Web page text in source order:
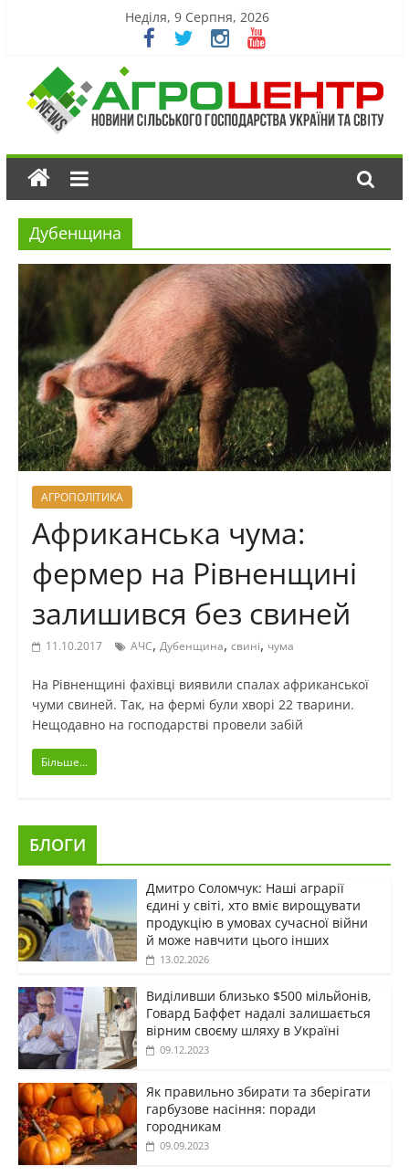
Неділя, 9 Серпня, 2026
Дубенщина
АГРОПОЛІТИКА
Африканська чума:
фермер на Рівненщині
залишився без свиней
11.10.2017 АЧС, Дубенщина, свині, чума
На Рівненщині фахівці виявили спалах африканської
чуми свиней. Так, на фермі були хворі 22 тварини.
Нещодавно на господарстві провели забій
Більше...
БЛОГИ
Дмитро Соломчук: Наші аграрії
єдині у світі, хто вміє вирощувати
продукцію в умовах сучасної війни
й може навчити цього інших
13.02.2026
Виділивши близько $500 мільйонів,
Говард Баффет надалі залишається
вірним своєму шляху в Україні
09.12.2023
Як правильно збирати та зберігати
гарбузове насіння: поради
городникам
09.09.2023